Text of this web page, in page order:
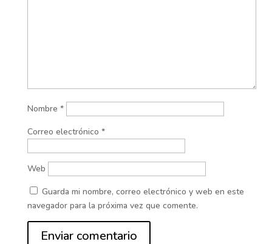
Nombre *
Correo electrónico *
Web
Guarda mi nombre, correo electrónico y web en este
navegador para la próxima vez que comente.